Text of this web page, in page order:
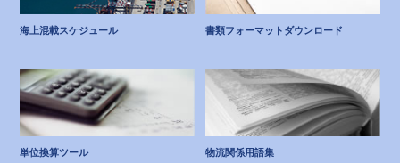
海上混載スケジュール 書類フォーマットダウンロード
単位換算ツール 物流関係用語集